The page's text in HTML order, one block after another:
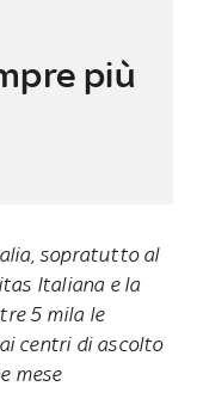
più
sopratutto al
Italiana e la
5 mila le
centri di ascolto
mese